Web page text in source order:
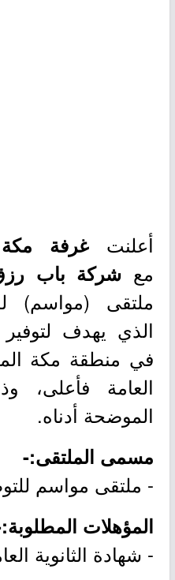
أعلنتغرفة
مع شركة باب
ملتقى (مواسم)
الذي يهدف
في منطقة مكة
العامة فأعلى،
الموضحة أدناه.
مسمى الملتقى:-
- ملتقى مواسم
المؤهلات
- شهادة الثانوية